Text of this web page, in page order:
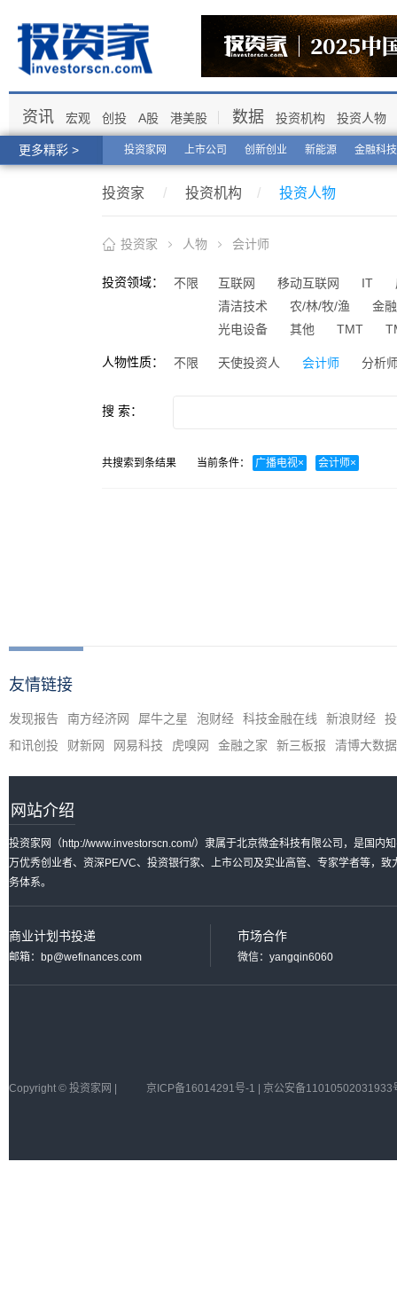
更多精彩 > 投资家网 上市公司 创新创业 新能源 金融科技
资讯 宏观 创投 A股 港美股 数据 投资机构 投资人物
投资家 / 投资机构 / 投资人物
投资家 人物 会计师
投资领域： 不限 互联网 移动互联网 IT
清洁技术
农/林/牧/渔
金融
光电设备
其他 TMT
人物性质： 不限 天使投资人 会计师 分析
搜 索：
共搜索到 条结果 当前条件： 广播电视× 会计师×
友情链接
发现报告 南方经济网 犀牛之星 泡财经 科技金融在线 新浪财经
和讯创投
财新网 网易科技 虎嗅网 金融之家 新三板报 清博大数据
网站介绍
投资家网（http://www.investorscn.com/）隶属于北京微金科技有限公司，是国内
万优秀创业者、资深PE/VC、投资银行家、上市公司及实业高管、专家学者等，
务体系。
商业计划书投递
邮箱：bp@wefinances.com
市场合作
微信：yangqin6060
Copyright © 投资家网 | 京ICP备16014291号-1 | 京公安备11010502031933